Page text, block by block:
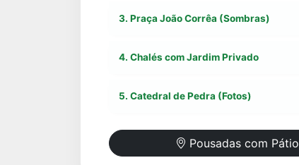
3. Praça João Corrêa (Sombras)
4. Chalés com Jardim Privado
5. Catedral de Pedra (Fotos)
Pousadas com Pátio